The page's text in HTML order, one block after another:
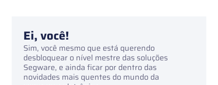
Ei, você!
Sim, você mesmo que está querendo
desbloquear o nível mestre das soluções
Segware, e ainda ficar por dentro das
novidades mais quentes do mundo da